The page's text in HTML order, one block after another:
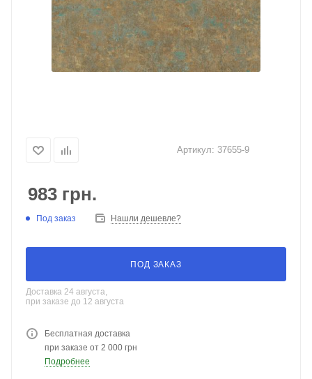
Артикул: 37655-9
983 грн.
Под заказ Нашли дешевле?
ПОД ЗАКАЗ
Доставка 24 августа,
при заказе до 12 августа
Бесплатная доставка
при заказе от 2 000 грн
Подробнее